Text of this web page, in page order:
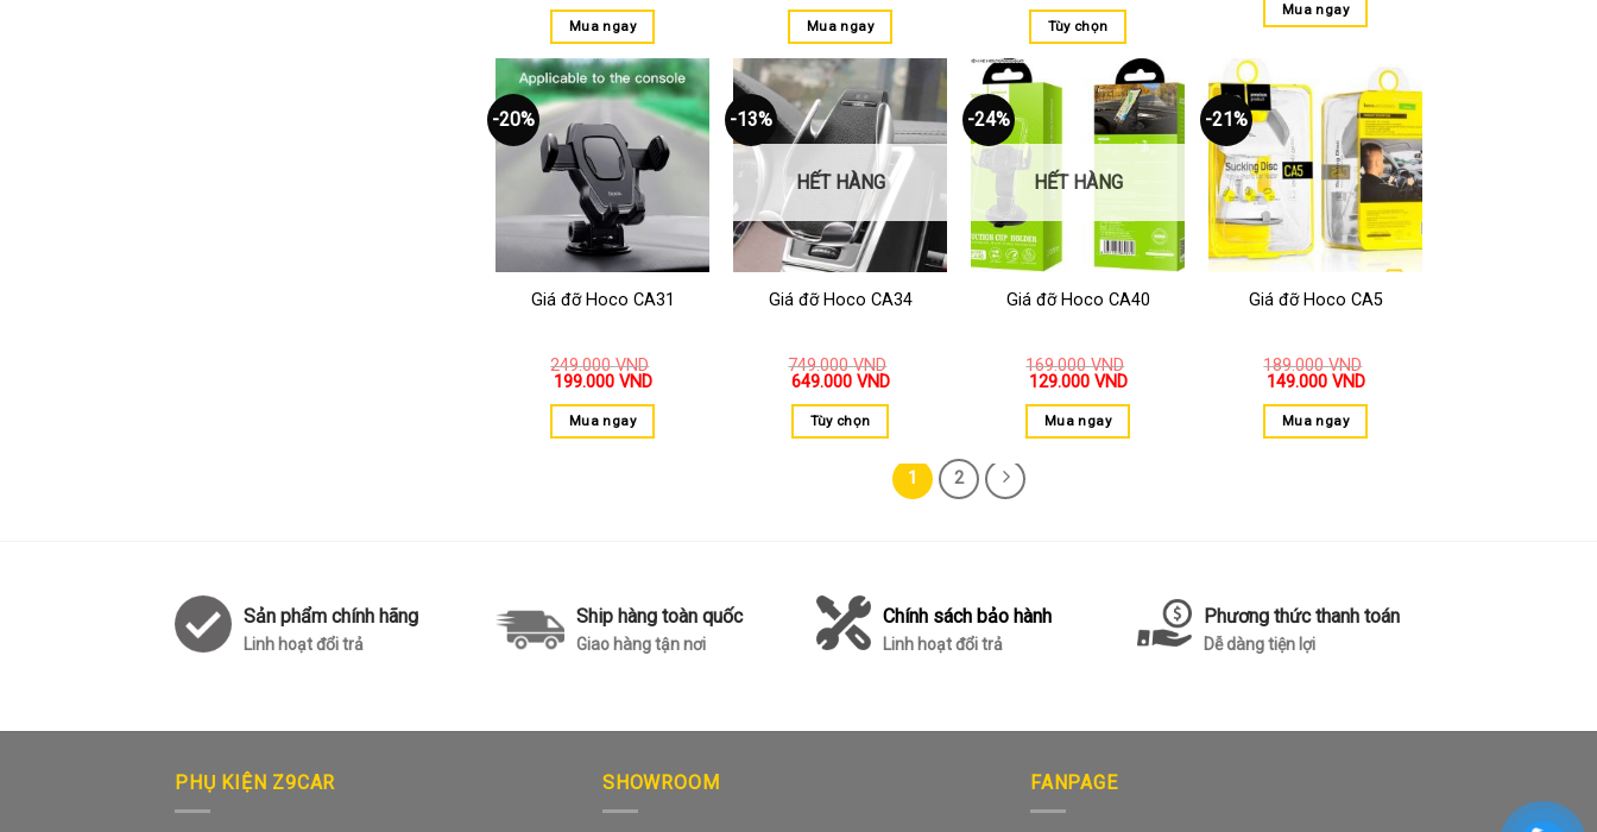
Mua ngay Mua ngay Tùy chọn
Mua ngay
-20%
Thêm
vào
yêu
thích
Giá đỡ Hoco CA31
249.000VND
199.000 VND
Mua ngay
-13%
Thêm
vào
yêu
thích
HẾT HÀNG
Giá đỡ Hoco CA34
749.000VND
649.000 VND
Tùy chọn
-24%
Thêm
vào
HẾT HÀNG
Giá đỡ Hoco CA40
169.000VND
129.000 VND
Mua ngay
-21%
Thêm
vào
yêu
thích
Giá đỡ Hoco CA5
189.000VND
149.000 VND
Mua ngay
1 2
Sản phẩm chính hãng
Linh hoạt đổi trả
Ship hàng toàn quốc
Giao hàng tận nơi
Chính sách bảo hành
Linh hoạt đổi trả
Phương thức thanh toán
Dễ dàng tiện lợi
PHỤ KIỆN Z9CAR SHOWROOM FANPAGE